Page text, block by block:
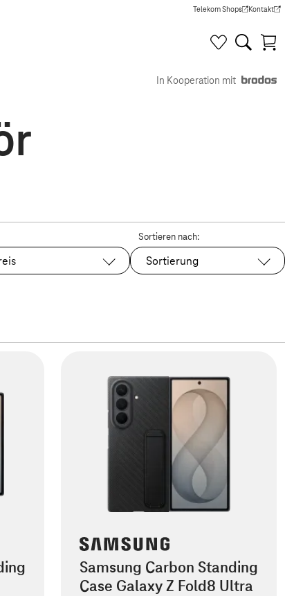
Telekom Shops
(Wird in einem neuen Tab
Kontakt
(Wird in
In Kooperation mit
Sortieren nach:
Sortierung
Samsung Carbon Standing
Case Galaxy Z Fold8 Ultra